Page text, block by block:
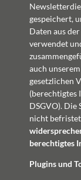
gespeichert,
Daten aus
verwendet
auch
gesetzlichen
(berechtigtes
DSGVO).
nicht
berechtigtes
Plugins und